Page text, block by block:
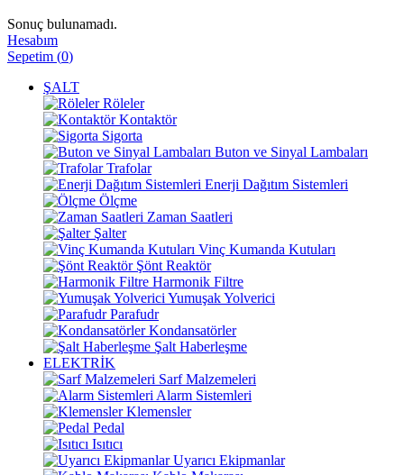
Sonuç bulunamadı.
Hesabım
Sepetim (0)
ŞALT
Röleler
Kontaktör
Sigorta
Buton ve Sinyal Lambaları
Trafolar
Enerji Dağıtım Sistemleri
Ölçme
Zaman Saatleri
Şalter
Vinç Kumanda Kutuları
Şönt Reaktör
Harmonik Filtre
Yumuşak Yolverici
Parafudr
Kondansatörler
Şalt Haberleşme
ELEKTRİK
Sarf Malzemeleri
Alarm Sistemleri
Klemensler
Pedal
Isıtıcı
Uyarıcı Ekipmanlar